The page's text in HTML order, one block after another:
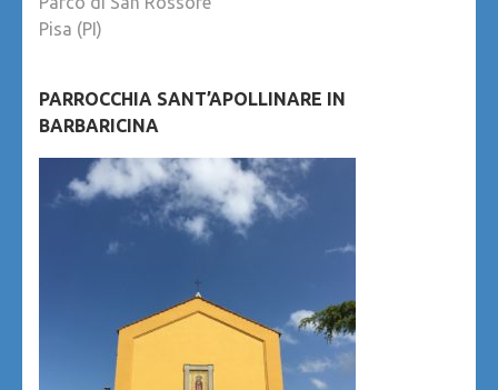
Pisa (PI)
PARROCCHIA SANT’APOLLINARE IN
BARBARICINA